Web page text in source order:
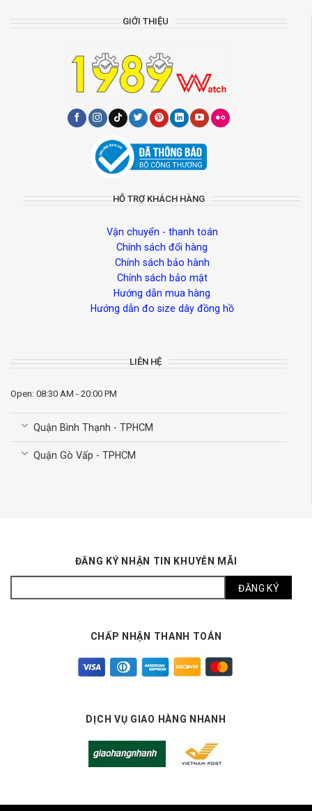
GIỚI THIỆU
HỖ TRỢ KHÁCH HÀNG
Vận chuyển - thanh toán
Chính sách đổi hàng
Chính sách bảo hành
Chính sách bảo mật
Hướng dẫn mua hàng
Hướng dẫn đo size dây đồng hồ
LIÊN HỆ
Open: 08:30 AM - 20:00 PM
Quận Bình Thạnh - TPHCM
Quận Gò Vấp - TPHCM
ĐĂNG KÝ NHẬN TIN KHUYỄN MÃI
CHẤP NHẬN THANH TOÁN
DỊCH VỤ GIAO HÀNG NHANH